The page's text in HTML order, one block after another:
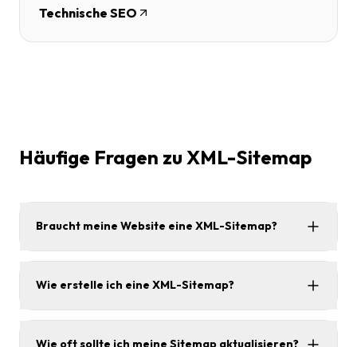
Technische SEO
Häufige Fragen zu XML-Sitemap
Braucht meine Website eine XML-Sitemap?
Wie erstelle ich eine XML-Sitemap?
Wie oft sollte ich meine Sitemap aktualisieren?